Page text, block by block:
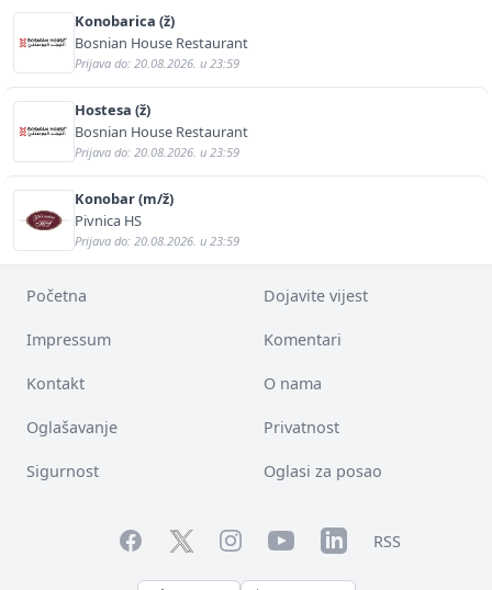
Konobarica (ž)
Bosnian House Restaurant
Prijava do: 20.08.2026. u 23:59
Hostesa (ž)
Bosnian House Restaurant
Prijava do: 20.08.2026. u 23:59
Konobar (m/ž)
Pivnica HS
Prijava do: 20.08.2026. u 23:59
Početna Dojavite vijest
Impressum Komentari
Kontakt O nama
Oglašavanje Privatnost
Sigurnost Oglasi za posao
FacebookTwitterInstagramYouTubeLinkedInRSS